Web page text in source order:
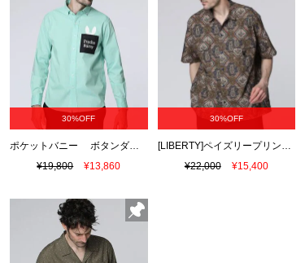
30%OFF
ポケットバニー ボタンダウンシャツ
¥19,800
¥13,860
30%OFF
[LIBERTY]ペイズリープリント スナップボタンシャツ
¥22,000
¥15,400